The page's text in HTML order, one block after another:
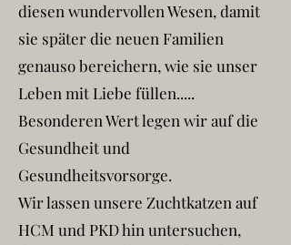
diesen wundervollen Wesen, damit
sie später die neuen Familien
genauso bereichern, wie sie unser
Leben mit Liebe füllen.....
Besonderen Wert legen wir auf die
Gesundheit und
Gesundheitsvorsorge.
Wir lassen unsere Zuchtkatzen auf
HCM und PKD hin untersuchen,